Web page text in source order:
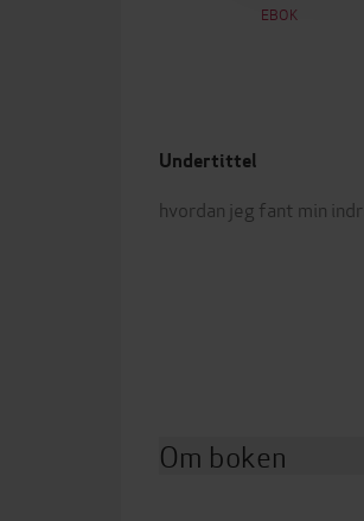
EBOK
Undertittel
hvordan jeg fant min
Om boken